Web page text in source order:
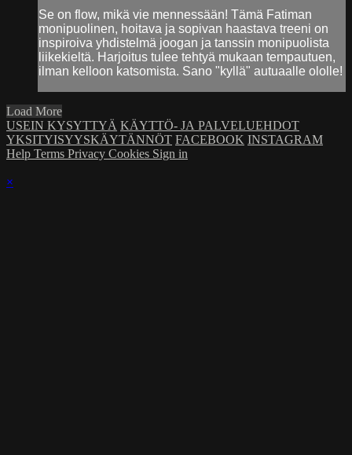
Se on flow, mikä vie mennessään! Tämä Fatiman
monipuolinen, hoitava ja sopivan haastava treeni on
inspiroiva yhdistelmä joogan ja tanssin monipuolista
liikekieltä. Harjoitus tulee tehtyä mukaan tempautuen,
ilman kelloon katsomista. Sano "kyllä" autuaalle ololle!
Load More
USEIN KYSYTTYÄ KÄYTTÖ- JA PALVELUEHDOT
YKSITYISYYSKÄYTÄNNÖT FACEBOOK INSTAGRAM
Help Terms Privacy Cookies Sign in
×